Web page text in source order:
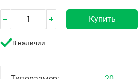
Купить
В наличии